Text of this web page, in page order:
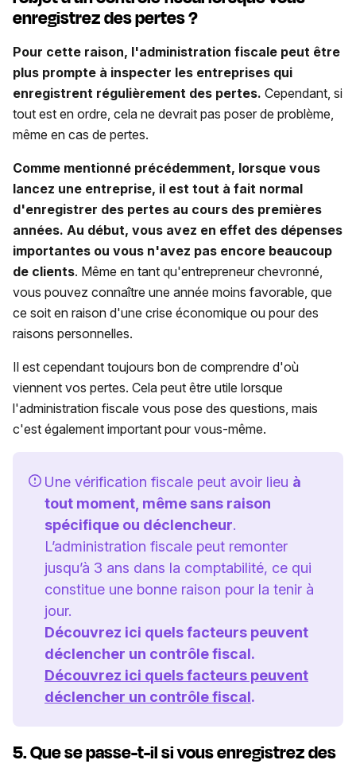
enregistrez des pertes ?
Pour cette raison, l'administration fiscale peut être
plus prompte à inspecter les entreprises qui
enregistrent régulièrement des pertes. Cependant, si
tout est en ordre, cela ne devrait pas poser de problème,
même en cas de pertes.
Comme mentionné précédemment, lorsque vous
lancez une entreprise, il est tout à fait normal
d'enregistrer des pertes au cours des premières
années. Au début, vous avez en effet des dépenses
importantes ou vous n'avez pas encore beaucoup
de clients. Même en tant qu'entrepreneur chevronné,
vous pouvez connaître une année moins favorable, que
ce soit en raison d'une crise économique ou pour des
raisons personnelles.
Il est cependant toujours bon de comprendre d'où
viennent vos pertes. Cela peut être utile lorsque
l'administration fiscale vous pose des questions, mais
c'est également important pour vous-même.
Une vérification fiscale peut avoir lieu à
tout moment, même sans raison
spécifique ou déclencheur.
L’administration fiscale peut remonter
jusqu’à 3 ans dans la comptabilité, ce qui
constitue une bonne raison pour la tenir à
jour.
Découvrez ici quels facteurs peuvent
déclencher un contrôle fiscal.
Découvrez ici quels facteurs peuvent
déclencher un contrôle fiscal.
5.Que se passe-t-il si vous enregistrez des